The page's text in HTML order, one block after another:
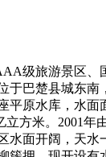
级旅游景区、
巴楚县城东南
平原水库，水面
立方米。2001年
水面开阔，天水